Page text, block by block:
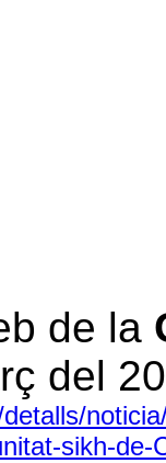
de la
del
sikh-de-